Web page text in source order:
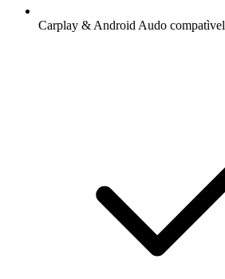
Carplay & Android Audo compatìvel